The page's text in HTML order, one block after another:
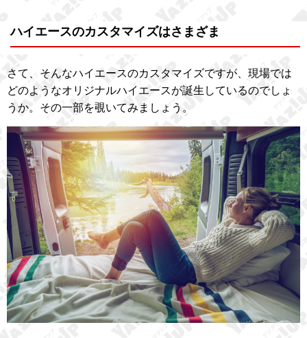
ハイエースのカスタマイズはさまざま
さて、そんなハイエースのカスタマイズですが、現場では
どのようなオリジナルハイエースが誕生しているのでしょ
うか。その一部を覗いてみましょう。